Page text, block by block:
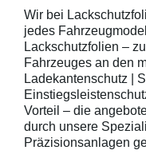
kontaktieren
telefonisch.
transparente
Stück
Griffmulden /
Merkmale Spezielle Vinylfolie mit
Kratzer und
geeignet zum
mechanische
Wir bei
jedes
Lackschutzfolien –
Fahrzeuges an den
Ladekantenschutz |
Vorteil – die
durch unsere
Präzisionsanlagen